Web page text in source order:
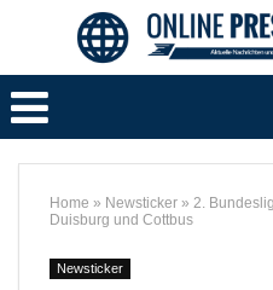
Home » Newsticker » 2.
Duisburg und Cottbus
Newsticker